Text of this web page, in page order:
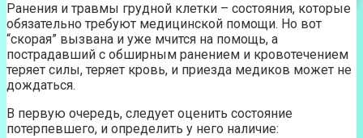
Ранения и травмы грудной клетки – состояния, которые
обязательно требуют медицинской помощи. Но вот
“скорая” вызвана и уже мчится на помощь, а
пострадавший с обширным ранением и кровотечением
теряет силы, теряет кровь, и приезда медиков может не
дождаться.
В первую очередь, следует оценить состояние
потерпевшего, и определить у него наличие: